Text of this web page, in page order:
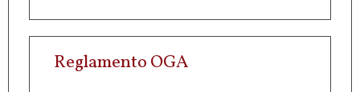
Reglamento OGA